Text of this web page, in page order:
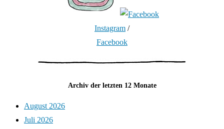
Instagram /
Facebook
Archiv der letzten 12 Monate
August 2026
Juli 2026